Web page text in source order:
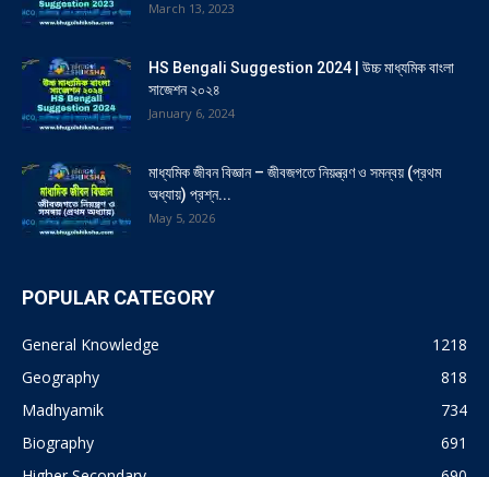
March 13, 2023
HS Bengali Suggestion 2024 | উচ্চ মাধ্যমিক বাংলা
সাজেশন ২০২৪
January 6, 2024
মাধ্যমিক জীবন বিজ্ঞান – জীবজগতে নিয়ন্ত্রণ ও সমন্বয় (প্রথম
অধ্যায়) প্রশ্ন...
May 5, 2026
POPULAR CATEGORY
General Knowledge
1218
Geography
818
Madhyamik
734
Biography
691